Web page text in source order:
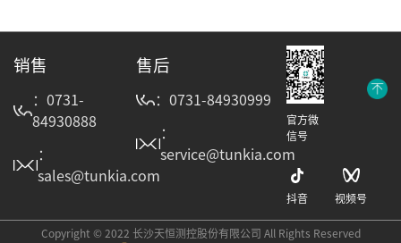
销售
：0731-
84930888
：
sales@tunkia.com
售后
：0731-84930999
：
service@tunkia.com
官方微
信号
抖音 视频号
Copyright © 2022 长沙天恒测控股份有限公司 All Rights Reserved